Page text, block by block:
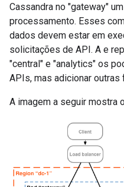
Cassandra no "gateway"
processamento. Esses
dados devem estar em
solicitações de API. A e
"central" e "analytics" os
APIs, mas adicionar outras
A imagem a seguir mostra